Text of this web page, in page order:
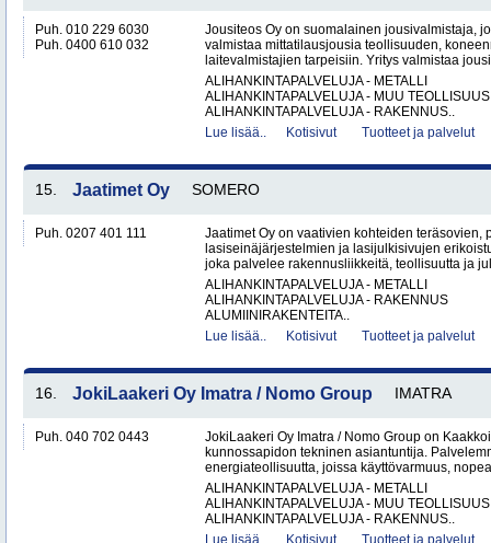
Puh. 010 229 6030
Puh. 0400 610 032
Jousiteos Oy on suomalainen jousivalmistaja,
valmistaa mittatilausjousia teollisuuden,
laitevalmistajien tarpeisiin. Yritys valmistaa
ALIHANKINTAPALVELUJA - METALLI
ALIHANKINTAPALVELUJA - MUU TEOLLISUUS
ALIHANKINTAPALVELUJA - RAKENNUS..
Lue lisää..
Kotisivut Tuotteet ja palvelut
15. Jaatimet Oy SOMERO
Puh. 0207 401 111
Jaatimet Oy on vaativien kohteiden teräsovien,
lasiseinäjärjestelmien ja lasijulkisivujen
joka palvelee rakennusliikkeitä, teollisuutta ja
ALIHANKINTAPALVELUJA - METALLI
ALIHANKINTAPALVELUJA - RAKENNUS
ALUMIINIRAKENTEITA..
Lue lisää..
Kotisivut Tuotteet ja palvelut
16. JokiLaakeri Oy Imatra / Nomo Group IMATRA
Puh. 040 702 0443
JokiLaakeri Oy Imatra / Nomo Group on
kunnossapidon tekninen asiantuntija.
energiateollisuutta, joissa käyttövarmuus,
ALIHANKINTAPALVELUJA - METALLI
ALIHANKINTAPALVELUJA - MUU TEOLLISUUS
ALIHANKINTAPALVELUJA - RAKENNUS..
Lue lisää..
Kotisivut Tuotteet ja palvelut